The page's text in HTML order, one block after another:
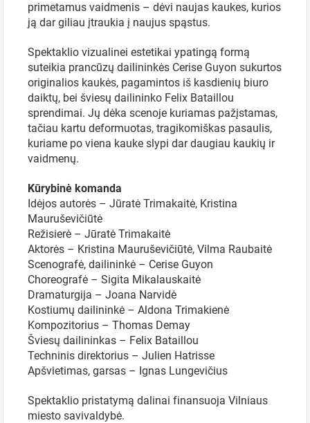
primetamus vaidmenis – dėvi naujas kaukes, kurios
ją dar giliau įtraukia į naujus spąstus.
Spektaklio vizualinei estetikai ypatingą formą
suteikia prancūzų dailininkės Cerise Guyon sukurtos
originalios kaukės, pagamintos iš kasdienių biuro
daiktų, bei šviesų dailininko Felix Bataillou
sprendimai. Jų dėka scenoje kuriamas pažįstamas,
tačiau kartu deformuotas, tragikomiškas pasaulis,
kuriame po viena kauke slypi dar daugiau kaukių ir
vaidmenų.
Kūrybinė komanda
Idėjos autorės – Jūratė Trimakaitė, Kristina
Mauruševičiūtė
Režisierė – Jūratė Trimakaitė
Aktorės – Kristina Mauruševičiūtė, Vilma Raubaitė
Scenografė, dailininkė – Cerise Guyon
Choreografė – Sigita Mikalauskaitė
Dramaturgija – Joana Narvidė
Kostiumų dailininkė – Aldona Trimakienė
Kompozitorius – Thomas Demay
Šviesų dailininkas – Felix Bataillou
Techninis direktorius – Julien Hatrisse
Apšvietimas, garsas – Ignas Lungevičius
Spektaklio pristatymą dalinai finansuoja Vilniaus
miesto savivaldybė.